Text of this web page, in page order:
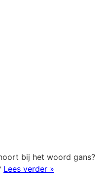
bij het woord gans?
Lees verder »